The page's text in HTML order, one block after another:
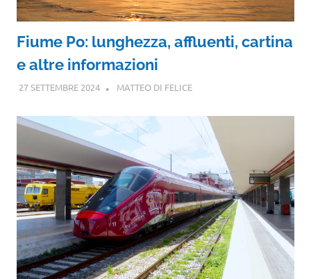
Fiume Po: lunghezza, affluenti, cartina
e altre informazioni
27 SETTEMBRE 2024 MATTEO DI FELICE